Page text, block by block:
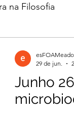
na Filosofia
Março 2026
Junho
29 de jun.